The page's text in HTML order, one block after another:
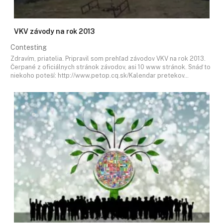
VKV závody na rok 2013
Contesting
Zdravím, priatelia. Pripravil som prehľad závodov VKV na rok 2013.
Čerpané z oficiálnych stránok závodov, asi 10 www stránok. Snáď to
niekoho poteší: http://www.petop.cq.sk/Kalendar pretekov…